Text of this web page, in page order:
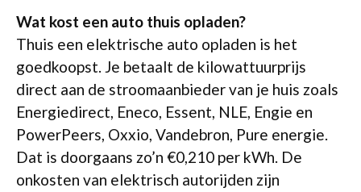
Wat kost een auto thuis opladen?
Thuis een elektrische auto opladen is het
goedkoopst. Je betaalt de kilowattuurprijs
direct aan de stroomaanbieder van je huis zoals
Energiedirect, Eneco, Essent, NLE, Engie en
PowerPeers, Oxxio, Vandebron, Pure energie.
Dat is doorgaans zo’n €0,210 per kWh. De
onkosten van elektrisch autorijden zijn